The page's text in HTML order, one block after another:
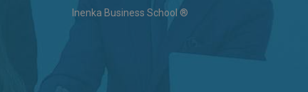
Inenka Business School ®